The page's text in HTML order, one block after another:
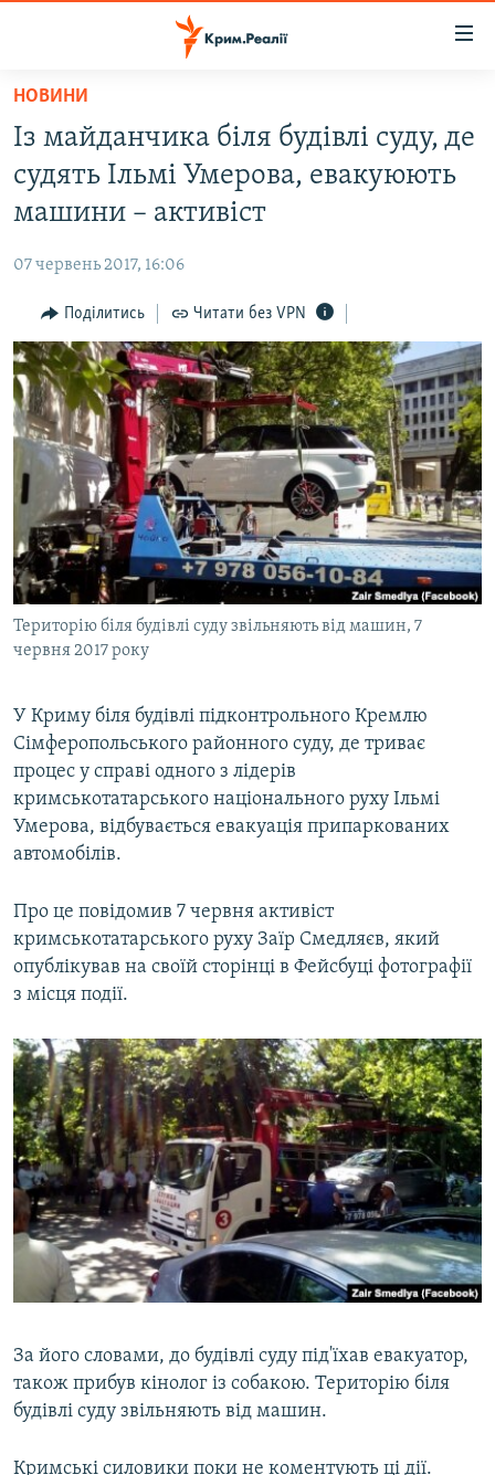
Перейти
основного
матеріалу
Перейти
до
основної
навігації
Перейти
до
пошуку
ВОДА.КРИМ
ВІДЕО ТА ФОТО
БЛОГИ
ПОГЛЯД
ІНТЕРВ'Ю
ВСЕ ЗА ДЕНЬ
СПЕЦПРОЕКТИ
ДЕПОРТАЦІЯ
ВІДЕОУРОКИ «ELIFBE»
СВІДЧЕННЯ ОКУПАЦІЇ
УКРАЇНСЬКА ПРОБЛЕМА КРИМУ
ІНФОГРАФІКА
ЯК ОБІЙТИ БЛОКУВАННЯ
Русский
Qırımtatar
ДОЛУЧАЙСЯ!
Усі сайти RFE/RL
НОВИНИ
Із майданчика біля будівлі суду, де
судять Ільмі Умерова, евакуюють
машини – активіст
07 червень 2017, 16:06
Поділитись Читати без VPN
Територію біля будівлі суду звільняють від машин, 7
червня 2017 року
У Криму біля будівлі підконтрольного Кремлю
Сімферопольського районного суду, де триває
процес у справі одного з лідерів
кримськотатарського національного руху Ільмі
Умерова, відбувається евакуація припаркованих
автомобілів.
Про це повідомив 7 червня активіст
кримськотатарського руху Заїр Смедляєв, який
опублікував на своїй сторінці в Фейсбуці фотографії
з місця події.
За його словами, до будівлі суду під'їхав евакуатор,
також прибув кінолог із собакою. Територію біля
будівлі суду звільняють від машин.
Кримські силовики поки не коментують ці дії.